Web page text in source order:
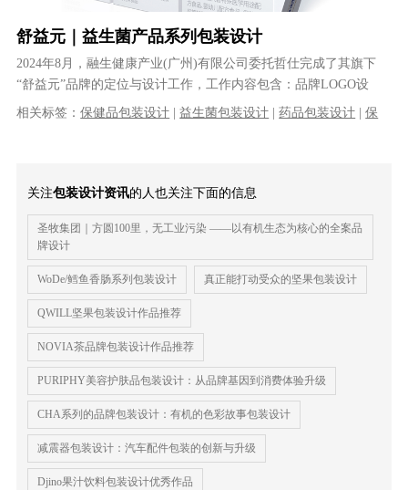
舒益元｜益生菌产品系列包装设计
2024年8月，融生健康产业(广州)有限公司委托哲仕完成了其旗下
“舒益元”品牌的定位与设计工作，工作内容包含：品牌LOGO设
计、产品定位、产品系列包装......
相关标签：保健品包装设计 |益生菌包装设计 |药品包装设计 |保
关注包装设计资讯的人也关注下面的信息
圣牧集团｜方圆100里，无工业污染 ——以有机生态为核心的全案品
牌设计
WoDe/鳕鱼香肠系列包装设计 真正能打动受众的坚果包装设计
QWILL坚果包装设计作品推荐
NOVIA茶品牌包装设计作品推荐
PURIPHY美容护肤品包装设计：从品牌基因到消费体验升级
CHA系列的品牌包装设计：有机的色彩故事包装设计
减震器包装设计：汽车配件包装的创新与升级
Djino果汁饮料包装设计优秀作品